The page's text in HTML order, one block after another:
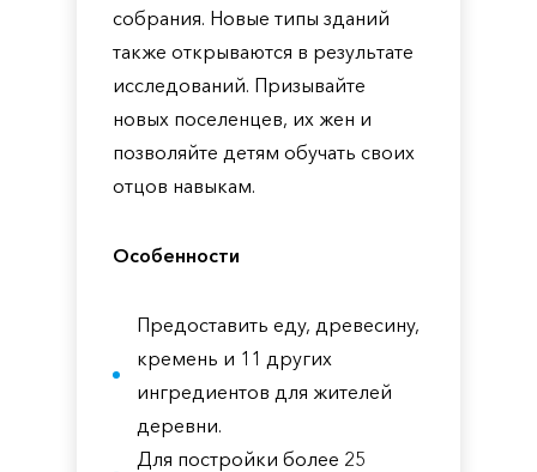
собрания. Новые типы зданий
также открываются в результате
исследований. Призывайте
новых поселенцев, их жен и
позволяйте детям обучать своих
отцов навыкам.
Особенности
Предоставить еду, древесину,
кремень и 11 других
ингредиентов для жителей
деревни.
Для постройки более 25